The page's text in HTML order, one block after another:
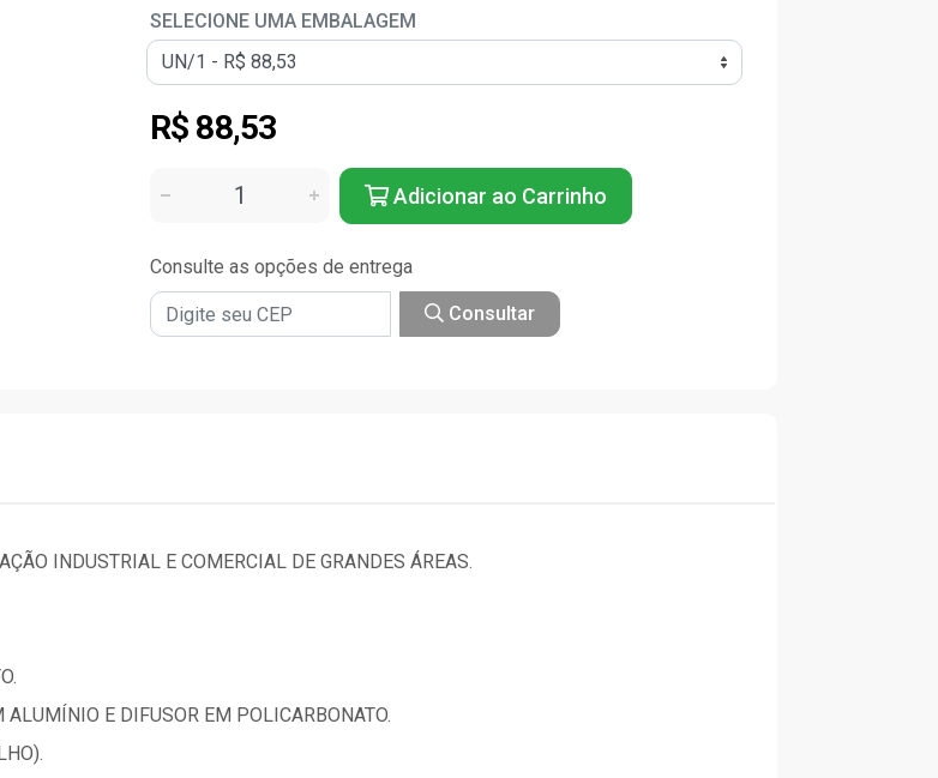
SELECIONE UMA EMBALAGEM
R$ 88,53
Adicionar ao Carrinho
Consulte as opções de entrega
Consultar
INDUSTRIAL E COMERCIAL DE GRANDES ÁREAS.
E DIFUSOR EM POLICARBONATO.